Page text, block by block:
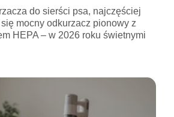
do sierści psa, najczęściej
mocny odkurzacz pionowy z
HEPA – w 2026 roku świetnymi